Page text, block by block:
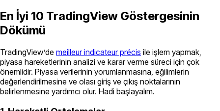
En İyi 10 TradingView Göstergesinin
Dökümü
TradingView’de meilleur indicateur précis ile işlem yapmak,
piyasa hareketlerinin analizi ve karar verme süreci için çok
önemlidir. Piyasa verilerinin yorumlanmasına, eğilimlerin
değerlendirilmesine ve olası giriş ve çıkış noktalarının
belirlenmesine yardımcı olur. Hadi başlayalım.